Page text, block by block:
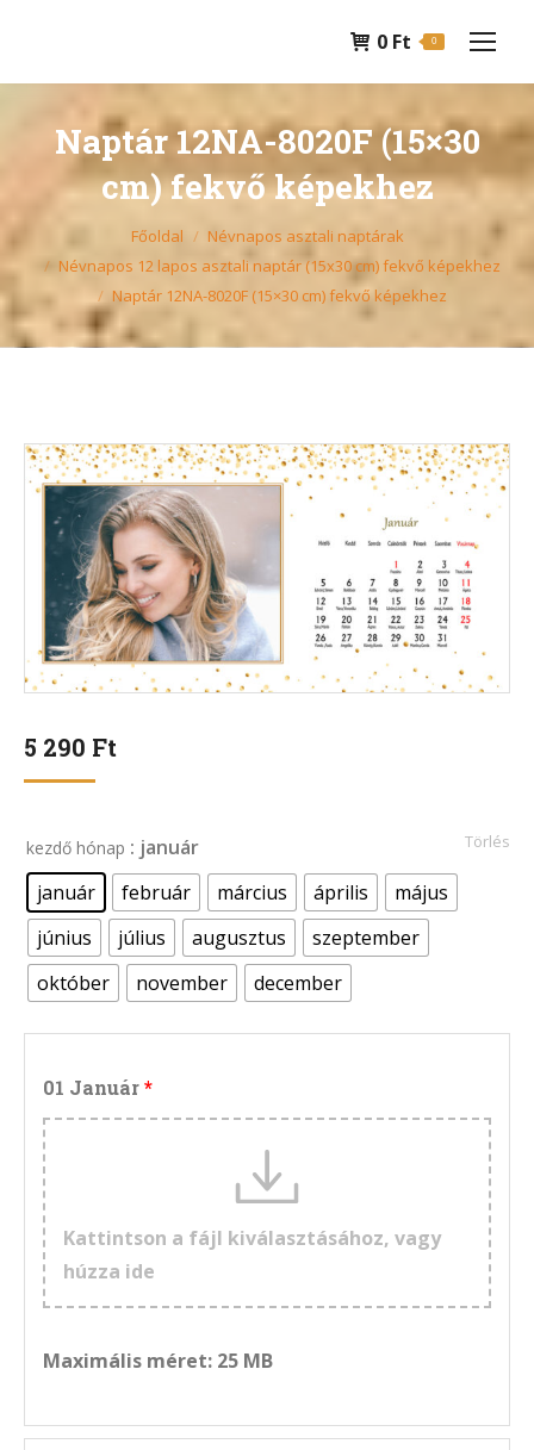
0 Ft 0
Naptár 12NA-8020F (15×30
cm) fekvő képekhez
You are here:Főoldal
Névnapos asztali naptárak
Névnapos 12 lapos asztali naptár (15x30 cm) fekvő képekhez
Naptár 12NA-8020F (15×30 cm) fekvő képekhez
5 290 Ft
kezdő hónap : január
január
február március április
május
június
július augusztus
szeptember
október
november december
Törlés
01 Január
Kattintson a fájl kiválasztásához, vagy
húzza ide
Maximális méret: 25 MB